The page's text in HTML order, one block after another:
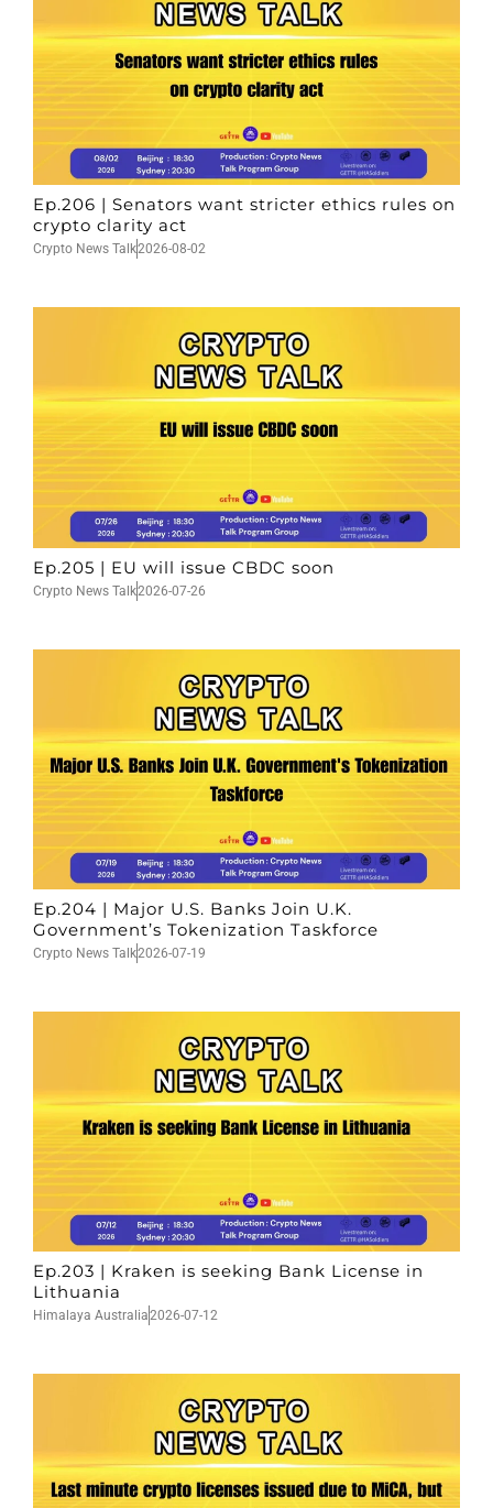
Ep.206 | Senators want stricter ethics rules on
crypto clarity act
Crypto News Talk2026-08-02
Ep.205 | EU will issue CBDC soon
Crypto News Talk2026-07-26
Ep.204 | Major U.S. Banks Join U.K.
Government’s Tokenization Taskforce
Crypto News Talk2026-07-19
Ep.203 | Kraken is seeking Bank License in
Lithuania
Himalaya Australia2026-07-12